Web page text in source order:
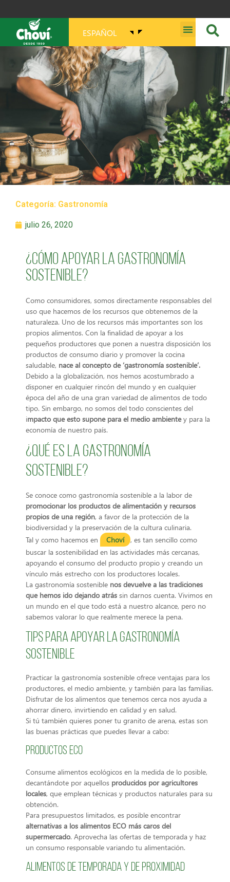
ESPAÑOL
Categoría: Gastronomía
julio 26, 2020
¿Cómo apoyar la gastronomía
sostenible?
Como consumidores, somos directamente responsables del
uso que hacemos de los recursos que obtenemos de la
naturaleza. Uno de los recursos más importantes son los
propios alimentos. Con la finalidad de apoyar a los
pequeños productores que ponen a nuestra disposición los
productos de consumo diario y promover la cocina
saludable, nace al concepto de ‘gastronomía sostenible’.
Debido a la globalización, nos hemos acostumbrado a
disponer en cualquier rincón del mundo y en cualquier
época del año de una gran variedad de alimentos de todo
tipo. Sin embargo, no somos del todo conscientes del
impacto que esto supone para el medio ambientey para la
economía de nuestro país.
¿Qué es la gastronomía
sostenible?
Se conoce como gastronomía sostenible a la labor de
promocionar los productos de alimentación y recursos
propios de una región, a favor de la protección de la
biodiversidad y la preservación de la cultura culinaria.
Tal y como hacemos en
Choví
, es tan sencillo como
buscar la sostenibilidad en las actividades más cercanas,
apoyando el consumo del producto propio y creando un
vínculo más estrecho con los productores locales.
La gastronomía sostenible nos devuelve a las tradiciones
que hemos ido dejando atrás sin darnos cuenta. Vivimos en
un mundo en el que todo está a nuestro alcance, pero no
sabemos valorar lo que realmente merece la pena.
Tips para apoyar la gastronomía
sostenible
Practicar la gastronomía sostenible ofrece ventajas para los
productores, el medio ambiente, y también para las familias.
Disfrutar de los alimentos que tenemos cerca nos ayuda a
ahorrar dinero, invirtiendo en calidad y en salud.
Si tú también quieres poner tu granito de arena, estas son
las buenas prácticas que puedes llevar a cabo:
Productos ECO
Consume alimentos ecológicos en la medida de lo posible,
decantándote por aquellos producidos por agricultores
locales, que emplean técnicas y productos naturales para su
obtención.
Para presupuestos limitados, es posible encontrar
alternativas a los alimentos ECO más caros del
supermercado. Aprovecha las ofertas de temporada y haz
un consumo responsable variando tu alimentación.
Alimentos de temporada y de proximidad